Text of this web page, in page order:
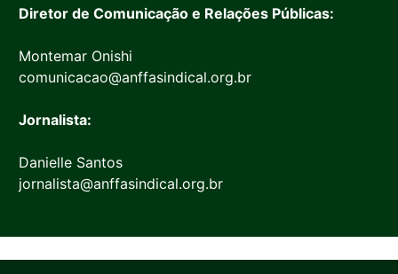
Diretor de Comunicação e Relações Públicas:
Montemar Onishi
comunicacao@anffasindical.org.br
Jornalista:
Danielle Santos
jornalista@anffasindical.org.br